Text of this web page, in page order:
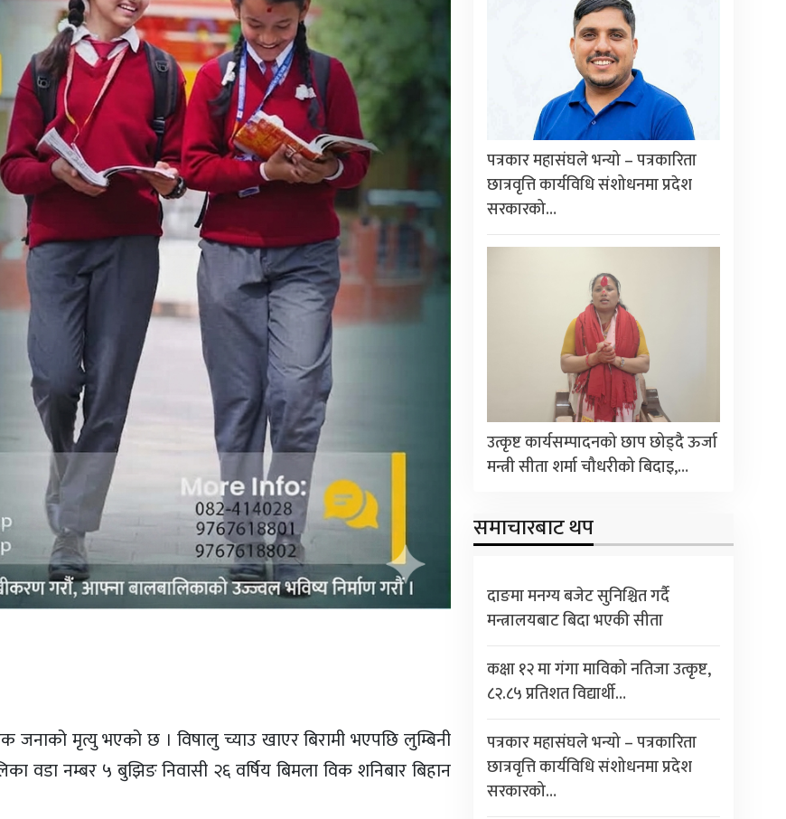
जनाको मृत्यु भएको छ । विषालु च्याउ खाएर बिरामी भएपछि लुम्बिनी
वडा नम्बर ५ बुझिङ निवासी २६ वर्षिय बिमला विक शनिबार बिहान
पत्रकार महासंघले भन्यो – पत्रकारिता
छात्रवृत्ति कार्यविधि संशोधनमा प्रदेश
सरकारको…
उत्कृष्ट कार्यसम्पादनको छाप छोड्दै ऊर्जा
मन्त्री सीता शर्मा चौधरीको बिदाइ,…
समाचारबाट थप
दाङमा मनग्य बजेट सुनिश्चित गर्दै
मन्त्रालयबाट बिदा भएकी सीता
कक्षा १२ मा गंगा माविको नतिजा उत्कृष्ट,
८२.८५ प्रतिशत विद्यार्थी…
पत्रकार महासंघले भन्यो – पत्रकारिता
छात्रवृत्ति कार्यविधि संशोधनमा प्रदेश
सरकारको…